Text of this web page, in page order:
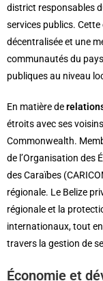
district responsables
services publics.
décentralisée et une
communautés du
publiques au niveau
En matière de
étroits avec ses
Commonwealth.
de l’Organisation des
des Caraïbes
régionale. Le Belize
régionale et la
internationaux, tout
travers la gestion de
Économie et